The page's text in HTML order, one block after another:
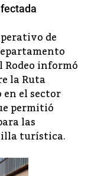
de
Rodeo informó
la Ruta
el sector
permitió
las
turística.